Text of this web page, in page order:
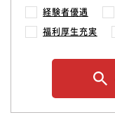
経験者優遇
福利厚生充実